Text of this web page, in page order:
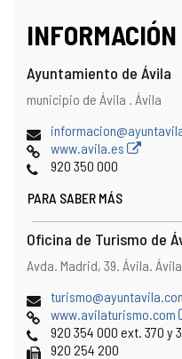
INFORMACIÓN
Ayuntamiento de Ávila
Dirección
Dirección
municipio de Ávila . Ávila
Dirección
de
correo
Página
Web
www.avila.es
Teléfonos
920 350 000
PARA SABER MÁS
Oficina de Turismo de
Dirección
Dirección
Avda. Madrid, 39. Ávila. Ávila
Dirección
de
correo
electrónico
Página
Web
www.avilaturismo.com
Teléfonos
920 354 000 ext. 370 y
Fax 920 254 200